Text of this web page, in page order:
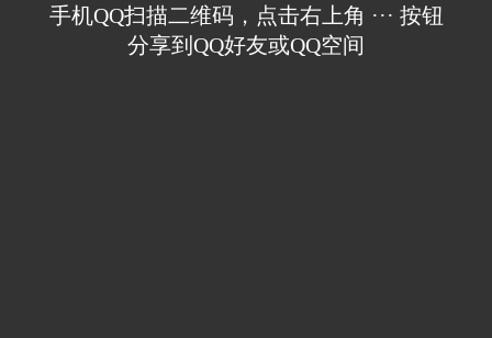
手机QQ扫描二维码，点击右上角 ··· 按钮
分享到QQ好友或QQ空间